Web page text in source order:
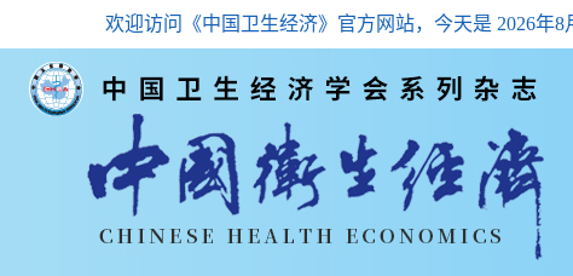
欢迎访问《中国卫生经济》官方网站，今天是 2026年8